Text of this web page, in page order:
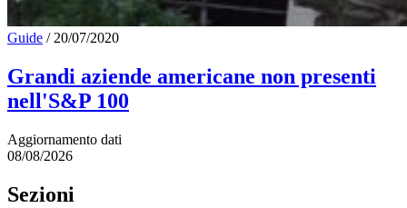
Guide / 20/07/2020
Grandi aziende americane non presenti
nell'S&P 100
Aggiornamento dati
08/08/2026
Sezioni